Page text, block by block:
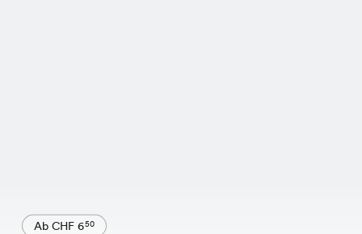
Ab CHF 650